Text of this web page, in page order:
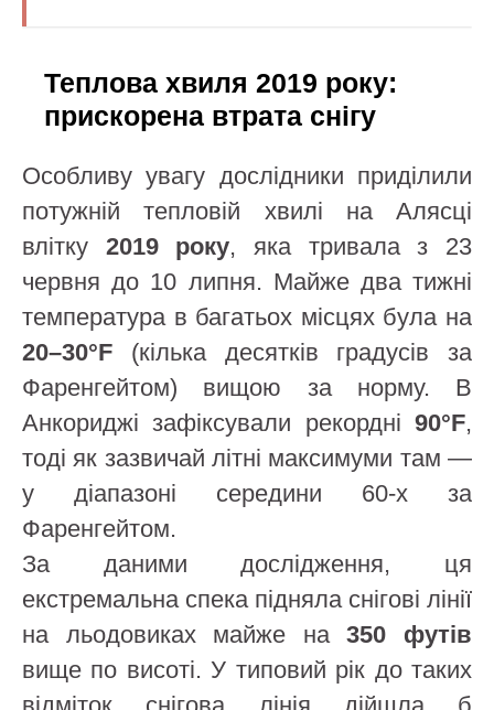
Теплова хвиля 2019 року:
прискорена втрата снігу
Особливу увагу дослідники приділили
потужній тепловій хвилі на Алясці
влітку 2019 року, яка тривала з 23
червня до 10 липня. Майже два тижні
температура в багатьох місцях була на
20–30°F (кілька десятків градусів за
Фаренгейтом) вищою за норму. В
Анкориджі зафіксували рекордні 90°F,
тоді як зазвичай літні максимуми там —
у діапазоні середини 60‑х за
Фаренгейтом.
За даними дослідження, ця
екстремальна спека підняла снігові лінії
на льодовиках майже на350 футів
вище по висоті. У типовий рік до таких
відміток снігова лінія дійшла б